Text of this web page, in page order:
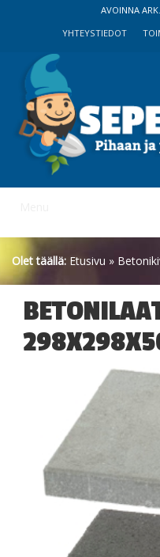
AVOINNA
YHTEYSTIEDOT
Olet täällä: Etusivu »